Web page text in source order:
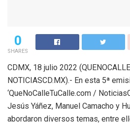
0
SHARES
CDMX, 18 julio 2022
NOTICIASCD.MX).- En esta 5ª
‘QueNoCalleTuCalle.com /
Jesús Yáñez, Manuel Camacho y
abordaron diversos temas, entre